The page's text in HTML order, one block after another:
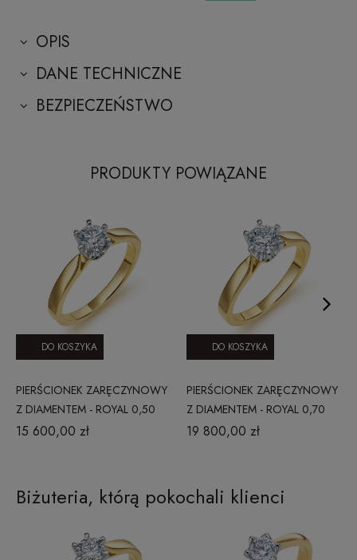
OPIS
DANE TECHNICZNE
BEZPIECZEŃSTWO
PRODUKTY POWIĄZANE
PIERŚCIONEK ZARĘCZYNOWY
Z DIAMENTEM - ROYAL 0,50
CT G/SI1
15 600,00 zł
DO KOSZYKA
PIERŚCIONEK ZARĘCZYNOWY
Z DIAMENTEM - ROYAL 0,70
CT G/SI1
19 800,00 zł
DO KOSZYKA
Biżuteria, którą pokochali klienci